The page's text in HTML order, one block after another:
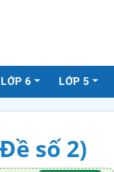
LỚP 6 LỚP 5
số 2)